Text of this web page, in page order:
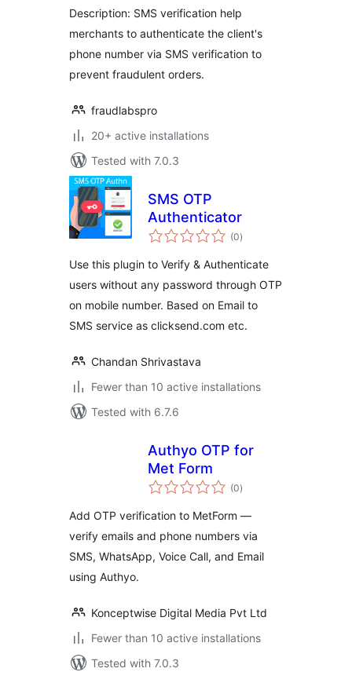
Description: SMS verification help
merchants to authenticate the client's
phone number via SMS verification to
prevent fraudulent orders.
fraudlabspro
20+ active installations
Tested with 7.0.3
SMS OTP
Authenticator
(0total
ratings
)
Use this plugin to Verify & Authenticate
users without any password through OTP
on mobile number. Based on Email to
SMS service as clicksend.com etc.
Chandan Shrivastava
Fewer than 10 active installations
Tested with 6.7.6
Authyo OTP for
Met Form
(0total
ratings
)
Add OTP verification to MetForm —
verify emails and phone numbers via
SMS, WhatsApp, Voice Call, and Email
using Authyo.
Konceptwise Digital Media Pvt Ltd
Fewer than 10 active installations
Tested with 7.0.3